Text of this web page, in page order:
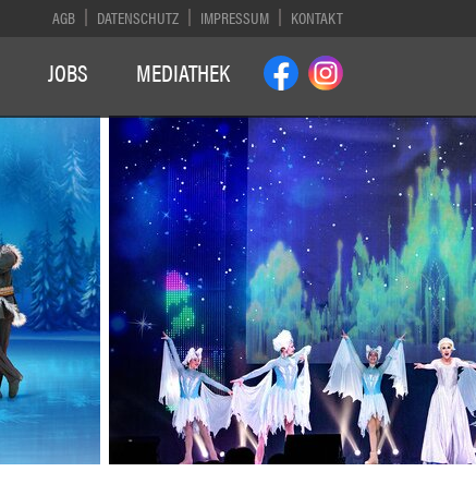
AGB DATENSCHUTZ IMPRESSUM KONTAKT
JOBS MEDIATHEK